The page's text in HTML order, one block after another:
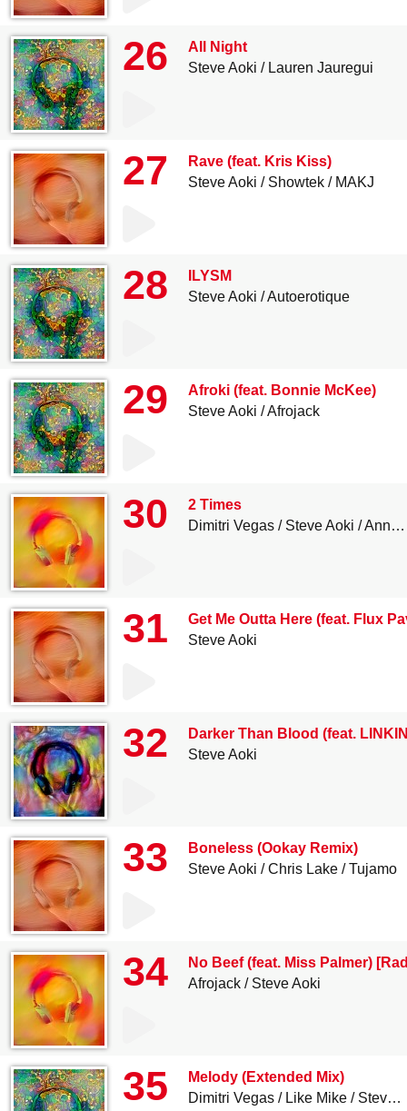
26
All Night
Steve Aoki
Lauren Jauregui
27
Rave (feat. Kris Kiss)
Steve Aoki
Showtek MAKJ
28
ILYSM
Steve Aoki
Autoerotique
29
Afroki (feat. Bonnie McKee)
Steve Aoki
Afrojack
30
2 Times
Dimitri Vegas
Steve Aoki Ann Lee
31
Get Me Outta Here (feat. Flux
Steve Aoki
32
Darker Than Blood (feat.
Steve Aoki
33
Boneless (Ookay Remix)
Steve Aoki
Chris Lake Tujamo
34
No Beef (feat. Miss Palmer)
Afrojack
Steve Aoki
35
Melody (Extended Mix)
Dimitri Vegas
Like Mike Steve Aoki